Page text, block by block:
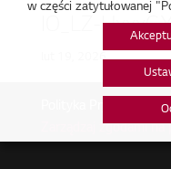
IO_LZ-
lut 19, 2026
Polityka Prywatności
w części zatytułowanej